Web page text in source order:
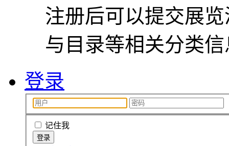
注册后可以提交展
与目录等相关分类
登录
记住我